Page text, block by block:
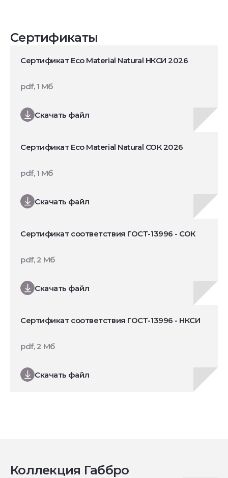
Сертификаты
Сертификат Eco Material Natural НКСИ 2026
Скачать файл
pdf, 1 Мб
Сертификат Eco Material Natural СОК 2026
Скачать файл
pdf, 1 Мб
Сертификат соответствия ГОСТ-13996 - СОК
Скачать файл
pdf, 2 Мб
Сертификат соответствия ГОСТ-13996 - НКСИ
Скачать файл
pdf, 2 Мб
Коллекция Габбро